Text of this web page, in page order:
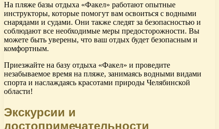
На пляже базы отдыха «Факел» работают опытные
инструкторы, которые помогут вам освоиться с водными
снарядами и судами. Они также следят за безопасностью и
соблюдают все необходимые меры предосторожности. Вы
можете быть уверены, что ваш отдых будет безопасным и
комфортным.
Приезжайте на базу отдыха «Факел» и проведите
незабываемое время на пляже, занимаясь водными видами
спорта и наслаждаясь красотами природы Челябинской
области!
Экскурсии и
достопримечательности